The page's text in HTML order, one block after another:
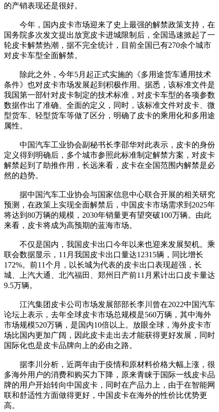
的产销表现还是很好。
今年，国内皮卡市场迎来了史上最强的解禁政策支持，在
国务院多次发文提出放宽皮卡进城限制后，全国迅速掀起了一
轮皮卡解禁热潮，据不完全统计，目前全国已有270余个城市
对皮卡车型全面解禁。
除此之外，今年5月起正式实施的《多用途货车通用技术
条件》也对皮卡市场发展起到积极作用。据悉，该标准文件是
我国第一部针对皮卡制定的技术标准，对皮卡车型的各项参数
数据作出了准确、全面的定义，同时，该标准文件对皮卡、微
型货车、轻型货车等做了区分，明确了皮卡的乘用化和多用途
属性。
中国汽车工业协会副秘书长李邵华对此表示，皮卡的身份
定义得到明确后，多个城市参照此标准制定解禁方案，对皮卡
解禁起到了助推作用，长远来看，皮卡在全国范围内解禁是必
然的趋势。
据中国汽车工业协会与国家信息中心联合开展的相关研究
预测，在政策上实现全面解禁后，中国皮卡市场需求到2025年
将达到80万辆的规模，2030年销量更有望突破100万辆。由此
来看，皮卡将成为高预期的蓝海市场。
不仅是国内，我国皮卡出口今年以来也迎来发展契机。乘
联会数据显示，11月我国皮卡出口量达12315辆，同比增长
172%。前11个月，以长城为代表的皮卡出口表现超强，长
城、上汽大通、北汽福田、郑州日产前11月累计出口皮卡量达
9.5万辆。
江汽集团皮卡公司市场发展部部长李川曾在2022中国汽车
论坛上表示，去年全球皮卡市场总规模是560万辆，其中海外
市场规模520万辆，是国内10倍以上。放眼全球，海外皮卡市
场比国内更加广阔，因此皮卡走出去才能获得更好发展，同时
国际化也是皮卡品牌向上的必由之路。
据李川分析，近两年由于疫情和原材料价格大幅上涨，很
多海外用户的消费和购买力下降，原来青睐于国际一线皮卡品
牌的用户开始转向中国皮卡，同时在产品力上，由于在智能网
联和舒适性方面做得更好，中国皮卡在海外的性价比优势更
高。